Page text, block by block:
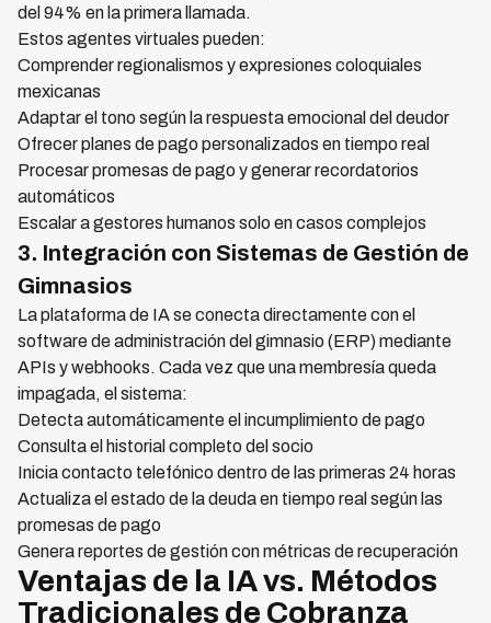
del 94% en la primera llamada.
Estos agentes virtuales pueden:
Comprender regionalismos y expresiones coloquiales
mexicanas
Adaptar el tono según la respuesta emocional del deudor
Ofrecer planes de pago personalizados en tiempo real
Procesar promesas de pago y generar recordatorios
automáticos
Escalar a gestores humanos solo en casos complejos
3. Integración con Sistemas de Gestión de
Gimnasios
La plataforma de IA se conecta directamente con el
software de administración del gimnasio (ERP) mediante
APIs y webhooks. Cada vez que una membresía queda
impagada, el sistema:
Detecta automáticamente el incumplimiento de pago
Consulta el historial completo del socio
Inicia contacto telefónico dentro de las primeras 24 horas
Actualiza el estado de la deuda en tiempo real según las
promesas de pago
Genera reportes de gestión con métricas de recuperación
Ventajas de la IA vs. Métodos
Tradicionales de Cobranza